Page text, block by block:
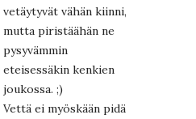
vetäytyvät vähän kiinni,
mutta piristäähän ne
pysyvämmin
eteisessäkin kenkien
joukossa. ;)
Vettä ei myöskään pidä